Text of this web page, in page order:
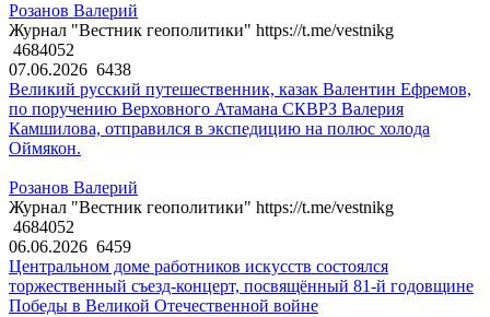
Розанов Валерий
Журнал "Вестник геополитики" https://t.me/vestnikg
4684052
07.06.2026 6438
Великий русский путешественник, казак Валентин Ефремов,
по поручению Верховного Атамана СКВРЗ Валерия
Камшилова, отправился в экспедицию на полюс холода
Оймякон.
Розанов Валерий
Журнал "Вестник геополитики" https://t.me/vestnikg
4684052
06.06.2026 6459
Центральном доме работников искусств состоялся
торжественный съезд-концерт, посвящённый 81-й годовщине
Победы в Великой Отечественной войне